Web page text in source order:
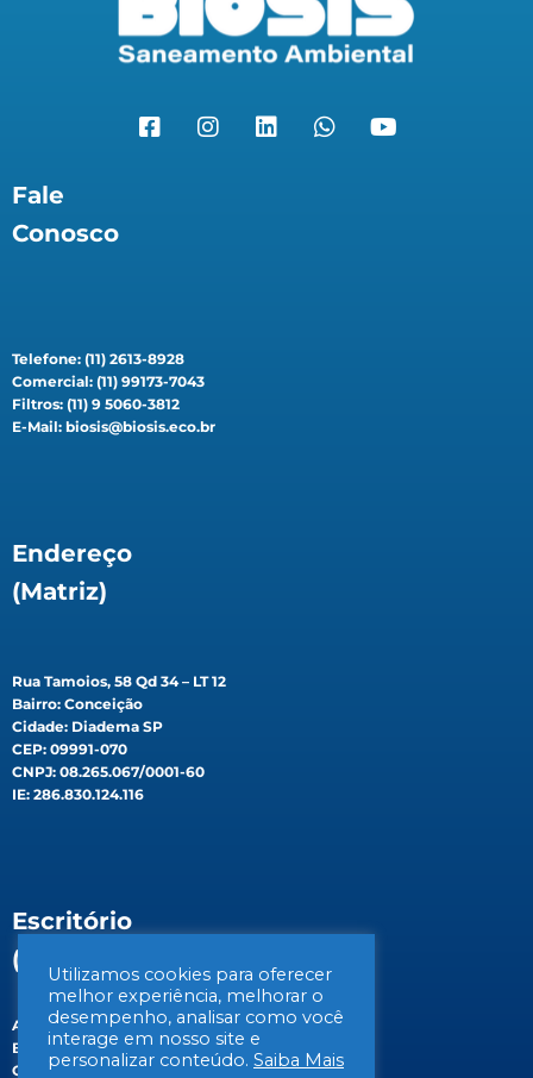
Fale
Conosco
Telefone: (11) 2613-8928
Comercial: (11) 99173-7043
Filtros: (11) 9 5060-3812
E-Mail: biosis@biosis.eco.br
Endereço
(Matriz)
Rua Tamoios, 58 Qd 34 – LT 12
Bairro: Conceição
Cidade: Diadema SP
CEP: 09991-070
CNPJ: 08.265.067/0001-60
IE: 286.830.124.116
Escritório
(Filial)
Av. Gen. Valdomiro de Lima, 647B
Bairro: Jabaquara
Cidade: São Paulo/SP
Utilizamos cookies para oferecer
melhor experiência, melhorar o
desempenho, analisar como você
interage em nosso site e
personalizar conteúdo. Saiba Mais